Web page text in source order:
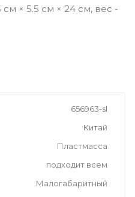
× 5.5 см × 24 см, вес -
656963-sl
Китай
Пластмасса
подходит всем
Малогабаритный